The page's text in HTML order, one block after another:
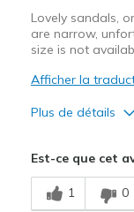
Lovely sandals,
are narrow,
size is not
Afficher la
Plus de détails
Comfortable
Est-ce que cet
1 0